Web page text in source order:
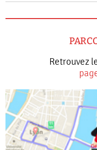
Retrouvez